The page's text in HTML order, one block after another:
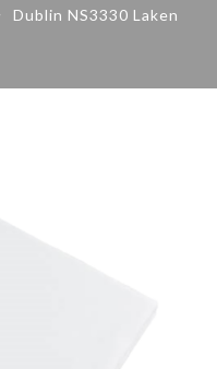
Dublin NS3330 Laken